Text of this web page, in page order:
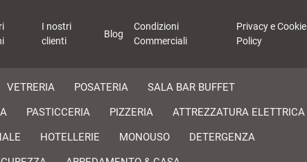
I nostri
clienti
Blog
Condizioni
Commerciali
Privacy e Cookie
Policy
VETRERIA POSATERIA
SALA BAR BUFFET
PASTICCERIA PIZZERIA
ATTREZZATURA ELETTRICA
HOTELLERIE MONOUSO
DETERGENZA